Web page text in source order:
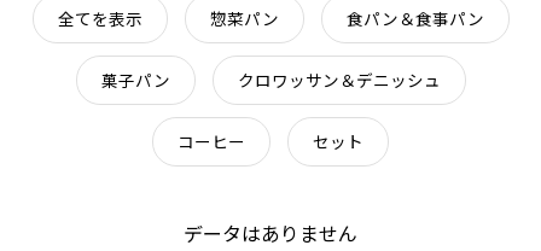
全てを表示 惣菜パン 食パン＆食事パン
菓子パン クロワッサン＆デニッシュ
コーヒー セット
データはありません